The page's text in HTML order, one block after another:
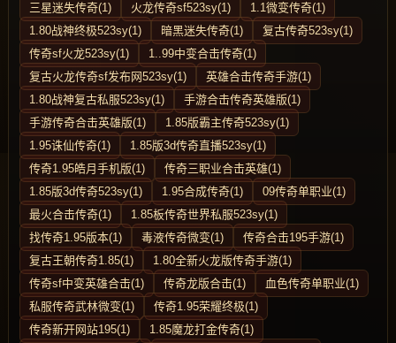
三星迷失传奇(1)
火龙传奇sf523sy(1)
1.1微变传奇(1)
1.80战神终极523sy(1)
暗黑迷失传奇(1)
复古传奇523sy(1)
传奇sf火龙523sy(1)
1..99中变合击传奇(1)
复古火龙传奇sf发布网523sy(1)
英雄合击传奇手游(1)
1.80战神复古私服523sy(1)
手游合击传奇英雄版(1)
手游传奇合击英雄版(1)
1.85版霸主传奇523sy(1)
1.95诛仙传奇(1)
1.85版3d传奇直播523sy(1)
传奇1.95皓月手机版(1)
传奇三职业合击英雄(1)
1.85版3d传奇523sy(1)
1.95合成传奇(1)
09传奇单职业(1)
最火合击传奇(1)
1.85板传奇世界私服523sy(1)
找传奇1.95版本(1)
毒液传奇微变(1)
传奇合击195手游(1)
复古王朝传奇1.85(1)
1.80全新火龙版传奇手游(1)
传奇sf中变英雄合击(1)
传奇龙版合击(1)
血色传奇单职业(1)
私服传奇武林微变(1)
传奇1.95荣耀终极(1)
传奇新开网站195(1)
1.85魔龙打金传奇(1)